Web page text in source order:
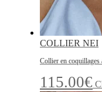
COLLIER NEI
Collier en coquillages
115.00€